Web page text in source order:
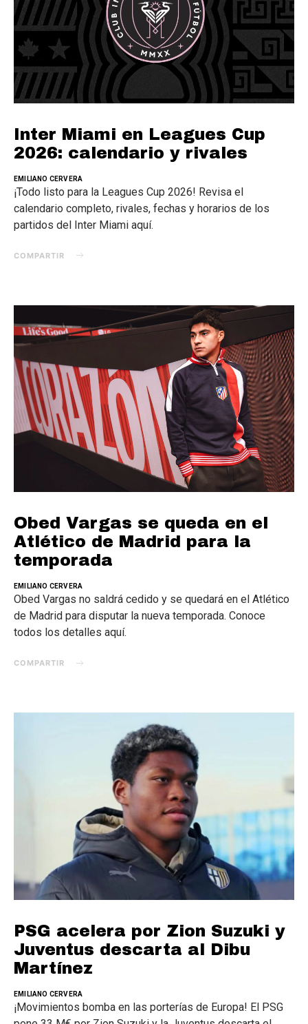
Inter Miami en Leagues Cup
2026: calendario y rivales
EMILIANO CERVERA
¡Todo listo para la Leagues Cup 2026! Revisa el
calendario completo, rivales, fechas y horarios de los
partidos del Inter Miami aquí.
COMPARTIR
Obed Vargas se queda en el
Atlético de Madrid para la
temporada
EMILIANO CERVERA
Obed Vargas no saldrá cedido y se quedará en el Atlético
de Madrid para disputar la nueva temporada. Conoce
todos los detalles aquí.
COMPARTIR
PSG acelera por Zion Suzuki y
Juventus descarta al Dibu
Martínez
EMILIANO CERVERA
¡Movimientos bomba en las porterías de Europa! El PSG